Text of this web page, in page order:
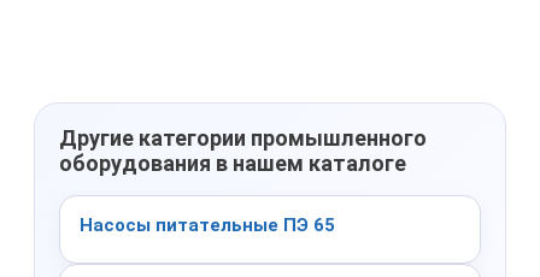
Другие категории промышленного
оборудования в нашем каталоге
Насосы питательные ПЭ 65